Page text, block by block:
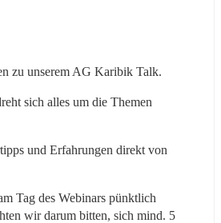
zu unserem AG Karibik Talk.
sich alles um die Themen
und Erfahrungen direkt von
Tag des Webinars pünktlich
wir darum bitten, sich mind. 5